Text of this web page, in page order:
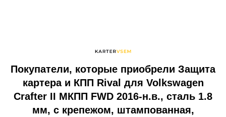
Покупатели, которые приобрели Защита
картера и КПП Rival для Volkswagen
Crafter II МКПП FWD 2016-н.в., сталь 1.8
мм, с крепежом, штампованная,